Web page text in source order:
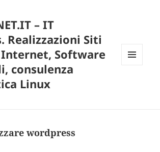
– IT
Realizzazioni Siti
Internet, Software
consulenza
Linux
wordpress